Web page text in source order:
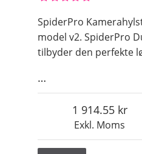
SpiderPro
model v2. SpiderPro
tilbyder den perfekte
…
Exkl. Moms
1 914.55